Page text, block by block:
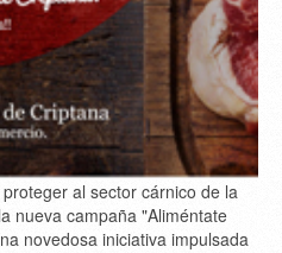
al sector cárnico de la
nueva campaña "Aliméntate
novedosa iniciativa impulsada